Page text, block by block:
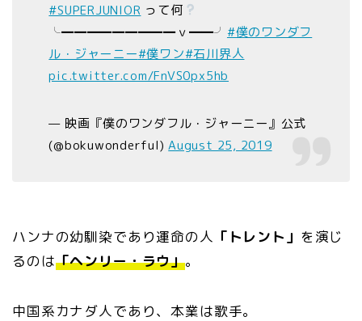
#SUPERJUNIOR って何
╰━━━━━━━━━ｖ━━╯ #僕のワンダフ
ル・ジャーニー#僕ワン#石川界人
pic.twitter.com/FnVS0px5hb
— 映画『僕のワンダフル・ジャーニー』公式
(@bokuwonderful)August 25, 2019
ハンナの幼馴染であり運命の人 「トレント」 を演じ
るのは「ヘンリー・ラウ」。
中国系カナダ人であり、本業は歌手。
プロフィール